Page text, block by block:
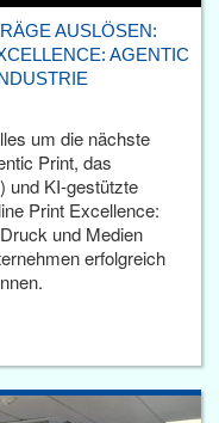
AUSLÖSEN:
AGENTIC
um die nächste
Print, das
und KI-gestützte
Print Excellence:
und Medien
erfolgreich